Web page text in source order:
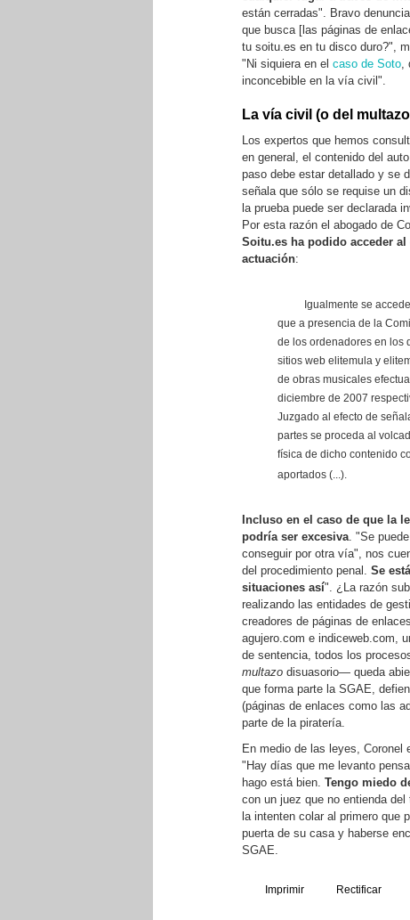
están cerradas". Bravo
que busca [las páginas de
tu soitu.es en tu disco duro?",
"Ni siquiera en el caso de Soto,
inconcebible en la vía civil".
La vía civil (o del
Los expertos que hemos
en general, el contenido del
paso debe estar detallado y se
señala que sólo se requise un
la prueba puede ser declarada
Por esta razón el abogado de
Soitu.es ha podido acceder
actuación:
Igualmente se
que a presencia de la
de los ordenadores en los
sitios web elitemula y
de obras musicales
diciembre de 2007
Juzgado al efecto de
partes se proceda al
física de dicho contenido
aportados (...).
Incluso en el caso de que la
podría ser excesiva. "Se
conseguir por otra vía", nos
del procedimiento penal. Se
situaciones así". ¿La razón
realizando las entidades de
creadores de páginas de
agujero.com e indiceweb.com,
de sentencia, todos los
multazo disuasorio— queda
que forma parte la SGAE,
(páginas de enlaces como las
parte de la piratería.
En medio de las leyes,
"Hay días que me levanto
hago está bien. Tengo miedo
con un juez que no entienda
la intenten colar al primero que
puerta de su casa y haberse
SGAE.
Imprimir Rectificar